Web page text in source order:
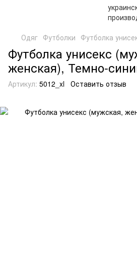
Одяг Футболки Футболка
Футболка унисекс
женская), Темно-
Артикул: 5012_xl Оставить отзыв